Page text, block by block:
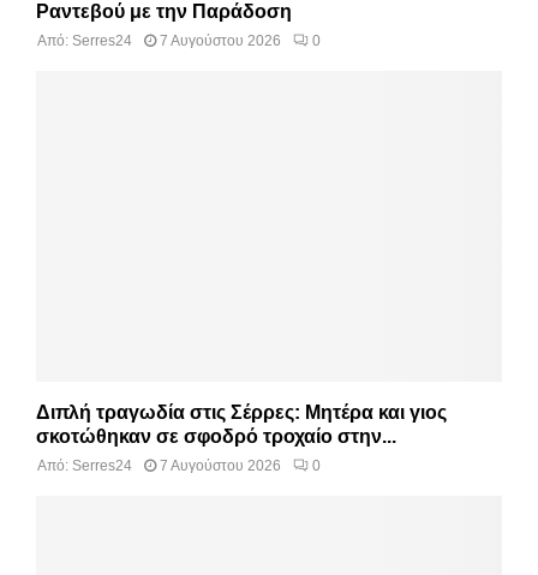
Ραντεβού με την Παράδοση
Από: Serres24 7 Αυγούστου 2026 0
Διπλή τραγωδία στις Σέρρες: Μητέρα και γιος
σκοτώθηκαν σε σφοδρό τροχαίο στην...
Από: Serres24 7 Αυγούστου 2026 0